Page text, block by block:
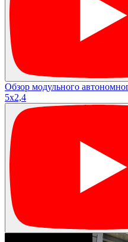
Обзор модульного
5х2,4